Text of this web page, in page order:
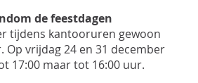
de feestdagen
tijdens kantooruren gewoon
. Op vrijdag 24 en 31 december
17:00 maar tot 16:00 uur.